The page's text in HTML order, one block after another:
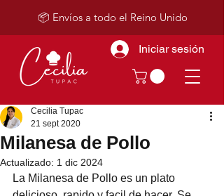
Iniciar sesión
📦 Envíos a todo el Reino Unido
Milanesa de Pollo
Cecilia Tupac
21 sept 2020
Actualizado: 1 dic 2024
La Milanesa de Pollo es un plato